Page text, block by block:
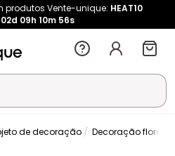
produtos Vente-unique: HEAT10
02d 09h 10m 56s
de decoração Decoração floral